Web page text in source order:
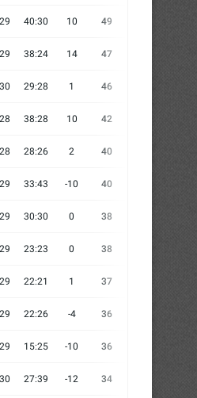
29 40:30 10 49
29 38:24 14 47
30 29:28 1 46
28 38:28 10 42
28 28:26 2 40
29 33:43 -10 40
29 30:30 0 38
29 23:23 0 38
29 22:21 1 37
29 22:26 -4 36
29 15:25 -10 36
30 27:39 -12 34